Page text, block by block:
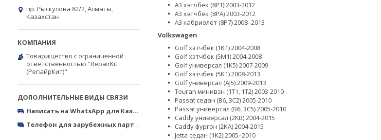
A3 хэтчбек (8P1) 2003-2012
A3 хэтчбек (8PA) 2003-2012
A3 кабриолет (8P7) 2008–2013
Volkswagen
Golf хэтчбек (1K1) 2004-2008
Golf хэтчбек (5M1) 2004-2008
Golf универсал (1K5) 2007-2009
Golf хэтчбек (5K1) 2008-2013
Golf универсал (AJ5) 2009-2013
Touran минивэн (1T1, 1T2) 2003-2010
Passat седан (B6, 3C2) 2005-2010
Passat универсал (B6, 3C5) 2005-2010
Caddy универсал (2KB) 2004-2015
Caddy фургон (2KA) 2004-2015
Jetta седан (1K2) 2005–2010
пр. Рыскулова 82/2, Алматы,
Казахстан
Товарищество с ограниченной
ответственностью "RepairKit
(РепайрКит)"
Написать на WhatsApp для Казахстана
https://wa.me/77073414028
Телефон для зарубежных партнёров
Тел.: +3800503277732